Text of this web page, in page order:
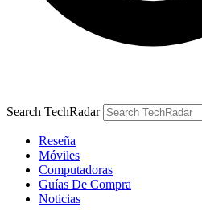
Search TechRadar
Reseña
Móviles
Computadoras
Guías De Compra
Noticias